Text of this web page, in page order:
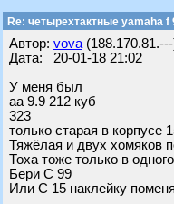
Re: четырехтактные yamaha
Автор: vova
Дата: 20-01-18 21:02
У меня был
аа 9.9 212 куб
323
только старая в корпусе
Тяжёлая и двух хомяков
Тоха тоже только в
Бери С 99
Или С 15 наклейку